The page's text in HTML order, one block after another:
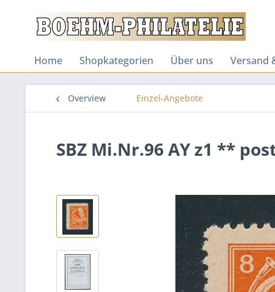
Home Shopkategorien Über uns Versand
Overview Einzel-Angebote
SBZ Mi.Nr.96 AY z1 **